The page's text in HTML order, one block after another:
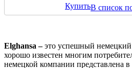
КупитьВ список
Elghansa – это успешный немецкий
хорошо известен многим
немецкой компании представлена